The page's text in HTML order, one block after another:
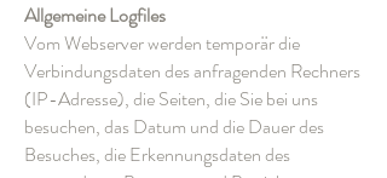
Allgemeine Logfiles
Vom Webserver werden temporär die
Verbindungsdaten des anfragenden Rechners
(IP-Adresse), die Seiten, die Sie bei uns
besuchen, das Datum und die Dauer des
Besuches, die Erkennungsdaten des